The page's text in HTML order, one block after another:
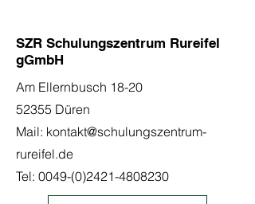
SZR Schulungszentrum Rureifel
gGmbH
Am Ellernbusch 18-20
52355 Düren
Mail: kontakt@schulungszentrum-
rureifel.de
Tel: 0049-(0)2421-4808230